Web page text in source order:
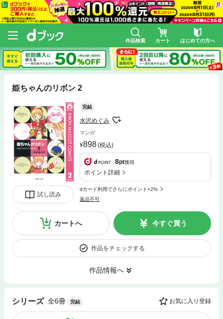
作品検索 カート はじめての方へ
姫ちゃんのリボン 2
試し読み
完結
水沢めぐみ
マンガ
898(税込)
8pt獲得
ポイント詳細
dカード利用でさらにポイント+2%
返品不可
カートへ 今すぐ買う
作品をチェックする
作品情報へ
シリーズ 全6冊 完結 お気に入り登録